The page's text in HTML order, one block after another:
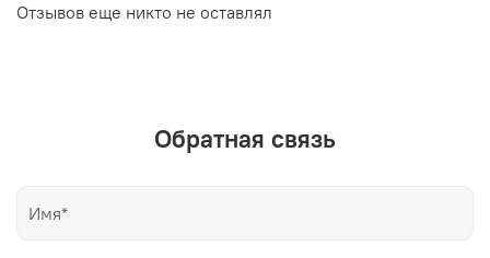
Отзывов еще никто не оставлял
Обратная связь